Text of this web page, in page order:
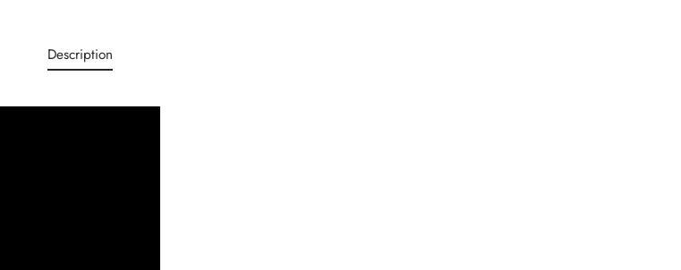
Description